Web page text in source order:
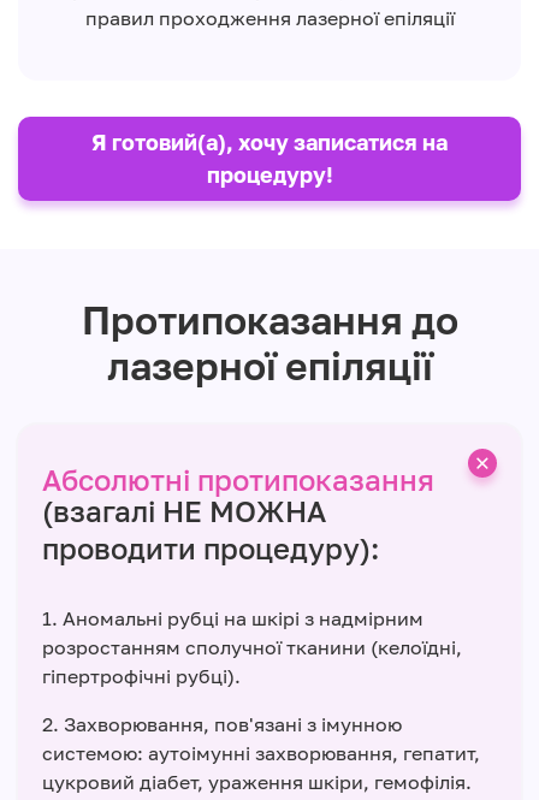
правил проходження лазерної епіляції
Я готовий(а), хочу записатися на
процедуру!
Протипоказання до
лазерної епіляції
Абсолютні протипоказання
(взагалі НЕ МОЖНА
проводити процедуру):
1. Аномальні рубці на шкірі з надмірним
розростанням сполучної тканини (келоїдні,
гіпертрофічні рубці).
2. Захворювання, пов'язані з імунною
системою: аутоімунні захворювання, гепатит,
цукровий діабет, ураження шкіри, гемофілія.